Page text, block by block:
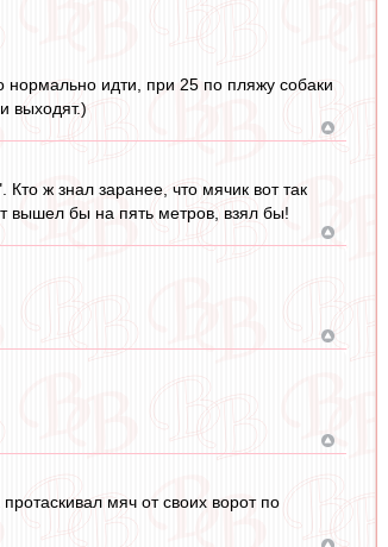
идти, при 25 по пляжу собаки
выходят.)
ж знал заранее, что мячик вот так
вышел бы на пять метров, взял бы!
мяч от своих ворот по